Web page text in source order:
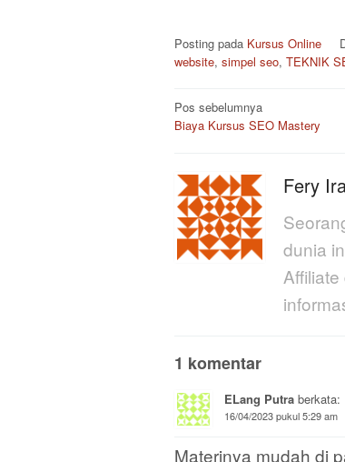
Posting pada Kursus Online
website, simpel seo, TEKNIK
Navigasi
pos
Pos sebelumnya
Biaya Kursus SEO Mastery
Fery
dunia
1 komentar
ELang Putra berkata:
16/04/2023 pukul 5:29 am
Materinya mudah di